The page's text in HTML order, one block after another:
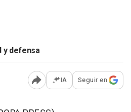
y defensa
Abrir opciones para
IA Seguir en